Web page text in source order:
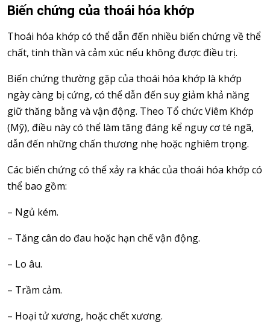
Biến chứng của thoái hóa khớp
Thoái hóa khớp có thể dẫn đến nhiều biến chứng về thể
chất, tinh thần và cảm xúc nếu không được điều trị.
Biến chứng thường gặp của thoái hóa khớp là khớp
ngày càng bị cứng, có thể dẫn đến suy giảm khả năng
giữ thăng bằng và vận động. Theo Tổ chức Viêm Khớp
(Mỹ), điều này có thể làm tăng đáng kể nguy cơ té ngã,
dẫn đến những chấn thương nhẹ hoặc nghiêm trọng.
Các biến chứng có thể xảy ra khác của thoái hóa khớp có
thể bao gồm:
– Ngủ kém.
– Tăng cân do đau hoặc hạn chế vận động.
– Lo âu.
– Trầm cảm.
– Hoại tử xương, hoặc chết xương.